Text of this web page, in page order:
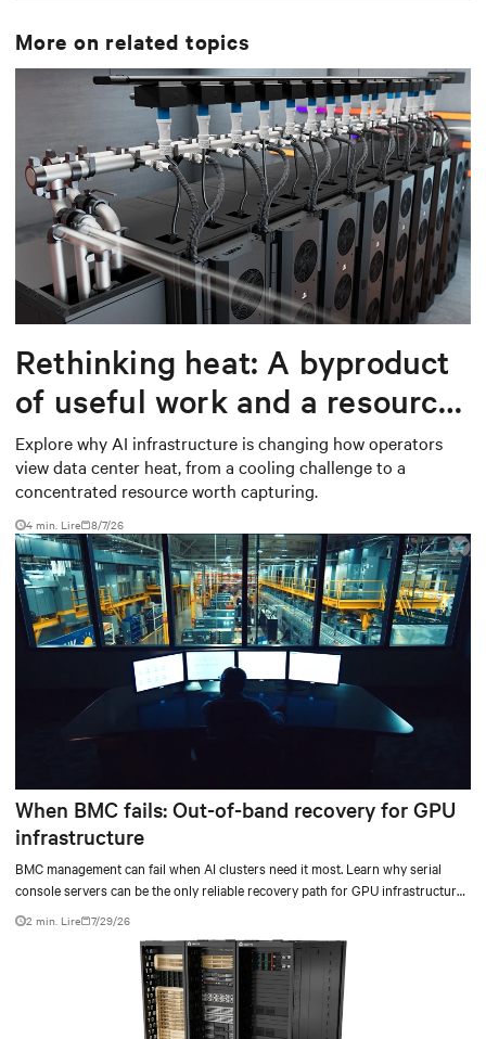
More on related topics
Rethinking heat: A byproduct
of useful work and a resource
worth capturing
Explore why AI infrastructure is changing how operators
view data center heat, from a cooling challenge to a
concentrated resource worth capturing.
4 min. Lire 8/7/26
When BMC fails: Out-of-band recovery for GPU
infrastructure
BMC management can fail when AI clusters need it most. Learn why serial
console servers can be the only reliable recovery path for GPU infrastructure
at scale.
2 min. Lire 7/29/26